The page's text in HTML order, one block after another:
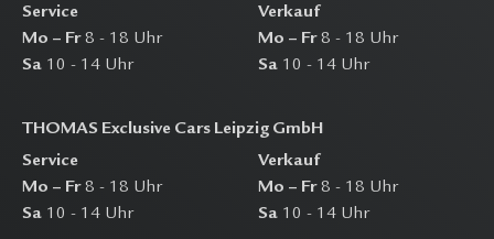
Service
Mo – Fr8 - 18 Uhr
Sa 10 - 14 Uhr
Verkauf
Mo – Fr8 - 18 Uhr
Sa 10 - 14 Uhr
THOMAS Exclusive Cars Leipzig GmbH
Service
Mo – Fr8 - 18 Uhr
Sa 10 - 14 Uhr
Verkauf
Mo – Fr8 - 18 Uhr
Sa 10 - 14 Uhr